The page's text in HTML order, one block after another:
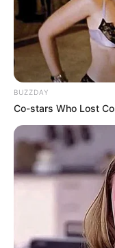
BUZZDAY
Co-stars Who Lost